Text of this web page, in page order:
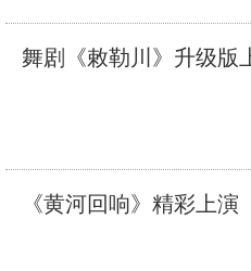
舞剧《敕勒川》升级版
《黄河回响》精彩上演